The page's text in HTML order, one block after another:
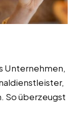
Unternehmen,
So überzeugst